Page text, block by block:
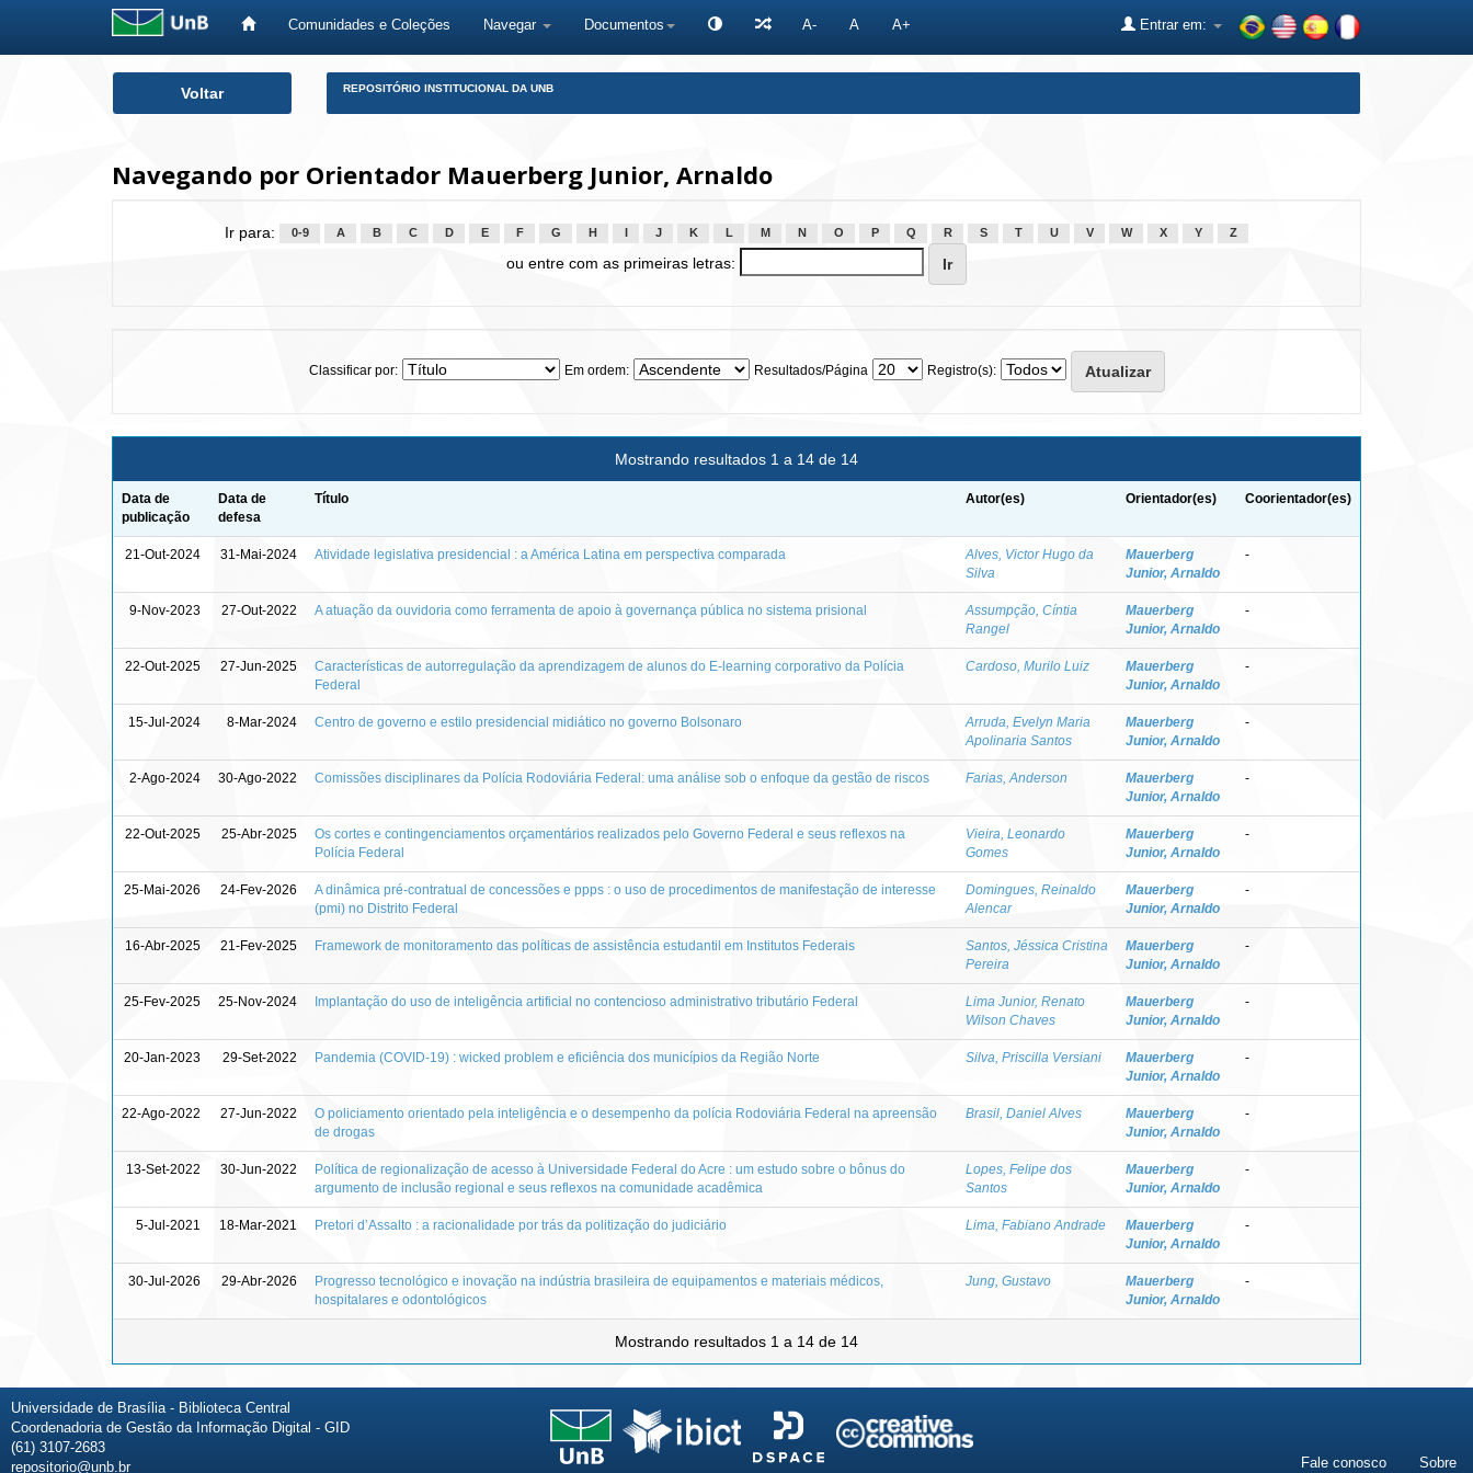
Comunidades e Coleções Navegar Documentos A- A A+ Entrar em:
Voltar REPOSITÓRIO INSTITUCIONAL DA UNB
Navegando por Orientador Mauerberg Junior, Arnaldo
Ir para: 0-9 A B C D E F G H J K L M N O P Q R S T U V W X Y Z
ou entre com as primeiras letras:
Classificar por: Em ordem: Resultados/Página Registro(s):
Mostrando resultados 1 a 14 de 14
Data de
publicação
Data de
defesa
Título Autor(es) Orientador(es) Coorientador(es)
21-Out-2024 31-Mai-2024 Atividade legislativa presidencial : a América Latina em perspectiva comparada
Alves, Victor Hugo da
Silva
Mauerberg
Junior, Arnaldo
-
9-Nov-2023 27-Out-2022 A atuação da ouvidoria como ferramenta de apoio à governança pública no sistema prisional
Assumpção, Cíntia
Rangel
Mauerberg
Junior, Arnaldo
-
22-Out-2025 27-Jun-2025
Características de autorregulação da aprendizagem de alunos do E-learning corporativo da Polícia
Federal
Cardoso, Murilo Luiz
Mauerberg
Junior, Arnaldo
-
15-Jul-2024 8-Mar-2024 Centro de governo e estilo presidencial midiático no governo Bolsonaro
Arruda, Evelyn Maria
Apolinaria Santos
Mauerberg
Junior, Arnaldo
-
2-Ago-2024 30-Ago-2022 Comissões disciplinares da Polícia Rodoviária Federal: uma análise sob o enfoque da gestão de riscos Farias, Anderson
Mauerberg
Junior, Arnaldo
-
22-Out-2025 25-Abr-2025
Os cortes e contingenciamentos orçamentários realizados pelo Governo Federal e seus reflexos na
Polícia Federal
Vieira, Leonardo
Gomes
Mauerberg
Junior, Arnaldo
-
25-Mai-2026 24-Fev-2026
A dinâmica pré-contratual de concessões e ppps : o uso de procedimentos de manifestação de interesse
(pmi) no Distrito Federal
Domingues, Reinaldo
Alencar
Mauerberg
Junior, Arnaldo
-
16-Abr-2025 21-Fev-2025 Framework de monitoramento das políticas de assistência estudantil em Institutos Federais
Santos, Jéssica Cristina
Pereira
Mauerberg
Junior, Arnaldo
-
25-Fev-2025 25-Nov-2024 Implantação do uso de inteligência artificial no contencioso administrativo tributário Federal
Lima Junior, Renato
Wilson Chaves
Mauerberg
Junior, Arnaldo
-
20-Jan-2023 29-Set-2022 Pandemia (COVID-19) : wicked problem e eficiência dos municípios da Região Norte Silva, Priscilla Versiani
Mauerberg
Junior, Arnaldo
-
22-Ago-2022 27-Jun-2022
O policiamento orientado pela inteligência e o desempenho da polícia Rodoviária Federal na apreensão
de drogas
Brasil, Daniel Alves
Mauerberg
Junior, Arnaldo
-
13-Set-2022 30-Jun-2022
Política de regionalização de acesso à Universidade Federal do Acre : um estudo sobre o bônus do
argumento de inclusão regional e seus reflexos na comunidade acadêmica
Lopes, Felipe dos
Santos
Mauerberg
Junior, Arnaldo
-
5-Jul-2021 18-Mar-2021 Pretori d’Assalto : a racionalidade por trás da politização do judiciário Lima, Fabiano Andrade
Mauerberg
Junior, Arnaldo
-
30-Jul-2026 29-Abr-2026
Progresso tecnológico e inovação na indústria brasileira de equipamentos e materiais médicos,
hospitalares e odontológicos
Jung, Gustavo
Mauerberg
Junior, Arnaldo
-
Mostrando resultados 1 a 14 de 14
Universidade de Brasília - Biblioteca Central
Coordenadoria de Gestão da Informação Digital - GID
(61) 3107-2683
repositorio@unb.br
Fale conosco Sobre